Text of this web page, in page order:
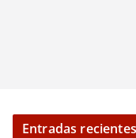
Entradas recientes